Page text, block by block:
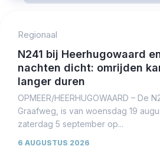
Regionaal
N241 bij Heerhugowaard
nachten dicht: omrijden
langer duren
OPMEER/HEERHUGOWAARD – De
Graafweg, is van woensdag 19
zaterdag 5 september op...
6 AUGUSTUS 2026